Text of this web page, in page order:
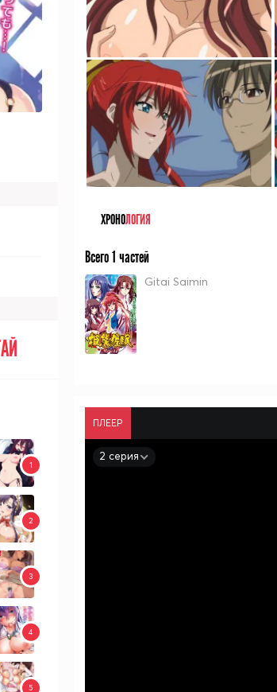
ХРОНОЛОГИЯ
Всего 1 частей
Gitai Saimin
ПЛЕЕР
2 серия